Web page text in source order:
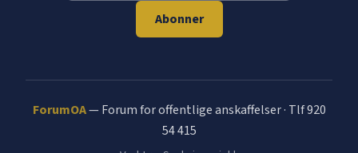
Abonner
ForumOA— Forum for offentlige anskaffelser · Tlf 920
54 415